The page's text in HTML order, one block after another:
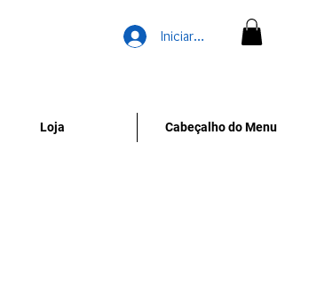
Iniciar sesión
Loja Cabeçalho do Menu